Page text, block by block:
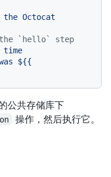
the Octocat
`hello` step
time
${{
公共存储库下
操作，然后执行它。